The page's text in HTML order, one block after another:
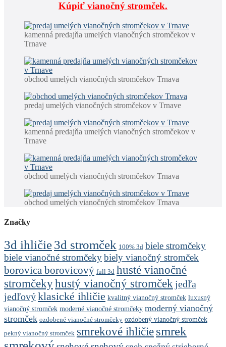
Kúpiť vianočný stromček.
kamenná predajňa umelých vianočných stromčekov v
Trnave
obchod umelých vianočných stromčekov Trnava
predaj umelých vianočných stromčekov v Trnave
kamenná predajňa umelých vianočných stromčekov v
Trnave
obchod umelých vianočných stromčekov Trnava
obchod umelých vianočných stromčekov Trnava
Značky
3d ihličie3d stromček 100% 3d biele stromčeky
biele vianočné stromčekybiely vianočný stromček
borovica borovicový full 3d husté vianočné
stromčekyhustý vianočný stromčekjedľa
jedľovýklasické ihličie kvalitný vianočný stromček luxusný
vianočný stromček moderné vianočné stromčeky moderný vianočný
stromček ozdobené vianočné stromčeky ozdobený vianočný stromček
pekný vianočný stromček smrekové ihličie smrek